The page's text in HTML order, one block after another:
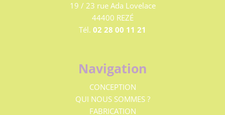
19 / 23 rue Ada Lovelace
44400 REZÉ
Tél. 02 28 00 11 21
Navigation
CONCEPTION
QUI NOUS SOMMES ?
FABRICATION